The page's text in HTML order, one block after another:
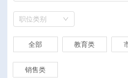
职位类别
全部 教育类
销售类